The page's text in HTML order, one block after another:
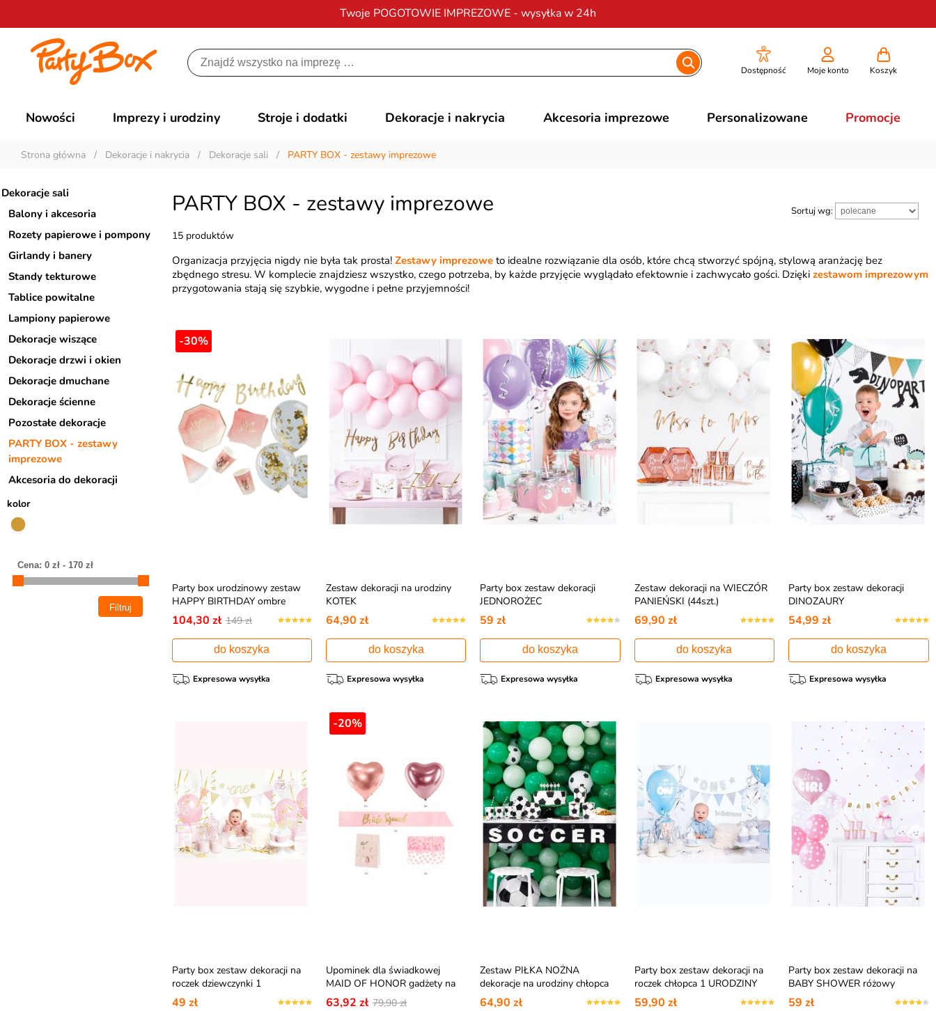
Twoje POGOTOWIE IMPREZOWE - wysyłka w 24h
Darmowa dostawana zamówienia od 200 zł
Dostępność Moje konto Koszyk
Nowości Imprezy i urodziny Stroje i dodatki Dekoracje i nakrycia Akcesoria imprezowe Personalizowane Promocje
Strona główna / Dekoracje i nakrycia / Dekoracje sali / PARTY BOX - zestawy imprezowe
PARTY BOX - zestawy imprezowe
15 produktów
Sortuj wg:
Organizacja przyjęcia nigdy nie była tak prosta! Zestawy imprezoweto idealne rozwiązanie dla osób, które chcą stworzyć spójną, stylową aranżację bez
zbędnego stresu. W komplecie znajdziesz wszystko, czego potrzeba, by każde przyjęcie wyglądało efektownie i zachwycało gości. Dzięki zestawom imprezowym
przygotowania stają się szybkie, wygodne i pełne przyjemności!
-30%
Party box urodzinowy zestaw
HAPPY BIRTHDAY ombre
104,30 zł 149 zł
do koszyka
Expresowa wysyłka
Zestaw dekoracji na urodziny
KOTEK
64,90 zł
do koszyka
Expresowa wysyłka
Party box zestaw dekoracji
JEDNOROŻEC
59 zł
do koszyka
Expresowa wysyłka
Zestaw dekoracji na WIECZÓR
PANIEŃSKI (44szt.)
69,90 zł
do koszyka
Expresowa wysyłka
Party box zestaw dekoracji
DINOZAURY
54,99 zł
do koszyka
Expresowa wysyłka
Party box zestaw dekoracji na
roczek dziewczynki 1
URODZINY
49 zł
-20%
Upominek dla świadkowej
MAID OF HONOR gadżety na
wieczór panieński
63,92 zł 79,90 zł
Zestaw PIŁKA NOŻNA
dekoracje na urodziny chłopca
(60szt.)
64,90 zł
Party box zestaw dekoracji na
roczek chłopca 1 URODZINY
59,90 zł
Party box zestaw dekoracji na
BABY SHOWER różowy
59 zł
Dekoracje sali
Balony i akcesoria
Rozety papierowe i pompony
Girlandy i banery
Standy tekturowe
Tablice powitalne
Lampiony papierowe
Dekoracje wiszące
Dekoracje drzwi i okien
Dekoracje dmuchane
Dekoracje ścienne
Pozostałe dekoracje
PARTY BOX - zestawy
imprezowe
Akcesoria do dekoracji
kolor